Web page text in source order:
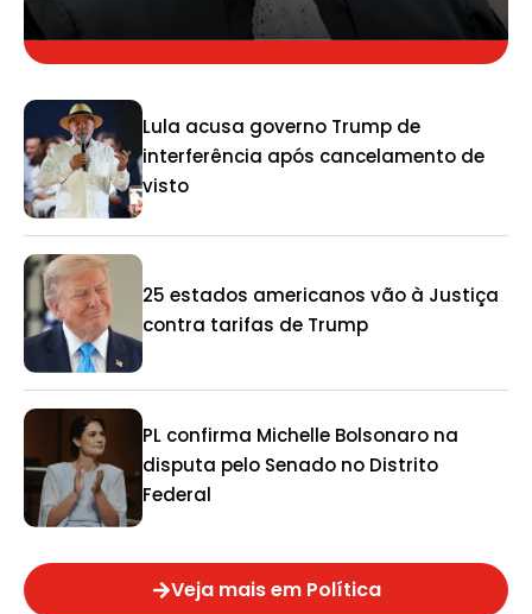
Lula acusa governo Trump de
interferência após cancelamento de
visto
25 estados americanos vão à Justiça
contra tarifas de Trump
PL confirma Michelle Bolsonaro na
disputa pelo Senado no Distrito
Federal
Veja mais em Política